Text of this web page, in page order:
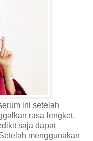
ini setelah
rasa lengket.
saja dapat
menggunakan